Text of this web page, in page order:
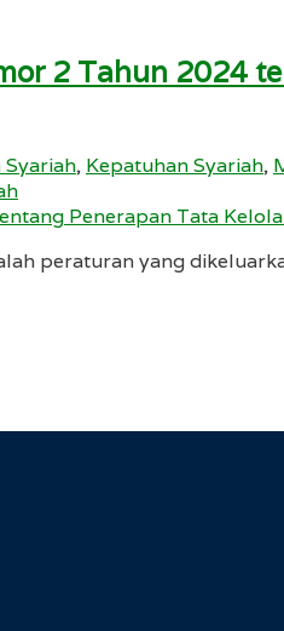
2 Tahun 2024
Syariah, Kepatuhan Syariah,
peraturan yang